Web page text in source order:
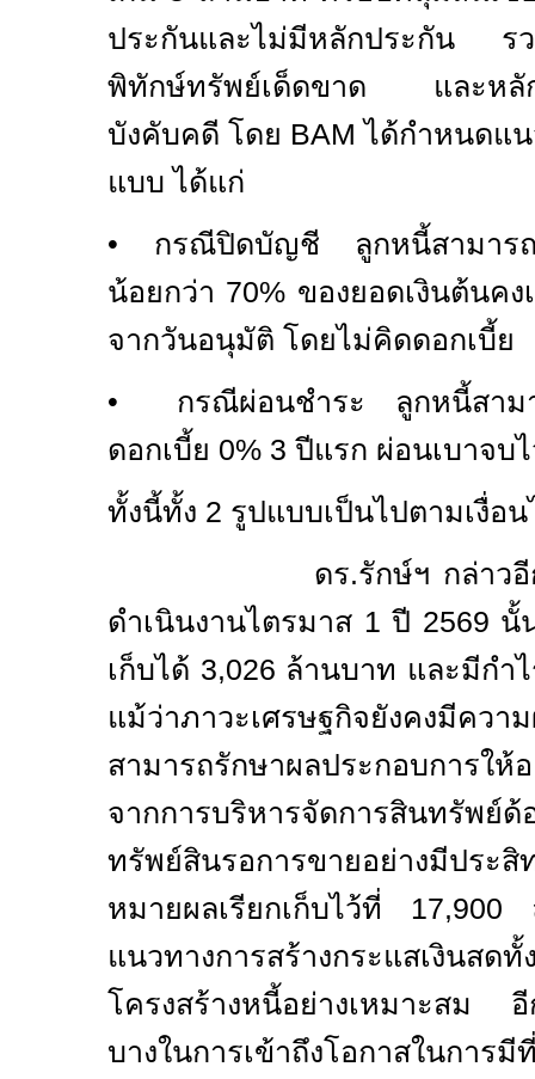
ประกันและไม่มีหลักประกัน รว
พิทักษ์ทรัพย์เด็ดขาด และหลัก
บังคับคดี โดย BAMได้กำหนดแน
แบบ ได้แก่
• กรณีปิดบัญชี ลูกหนี้สามารถ
น้อยกว่า 70% ของยอดเงินต้นค
จากวันอนุมัติ โดยไม่คิดดอกเบี้ย
• กรณีผ่อนชำระ ลูกหนี้สามา
ดอกเบี้ย 0% 3 ปีแรก ผ่อนเบาจบ
ทั้งนี้ทั้ง 2 รูปแบบเป็นไปตามเงื่อ
ดร.รักษ์ฯ กล่าวอีกว่า
ดำเนินงานไตรมาส 1 ปี 2569 นั้
เก็บได้ 3,026 ล้านบาท และมีกำ
แม้ว่าภาวะเศรษฐกิจยังคงมีคว
สามารถรักษาผลประกอบการใ
จากการบริหารจัดการสินทรัพย์
ทรัพย์สินรอการขายอย่างมีปร
หมายผลเรียกเก็บไว้ที่
แนวทางการสร้างกระแสเงินสดทั้
โครงสร้างหนี้อย่างเหมาะสม อี
บางในการเข้าถึงโอกาสในการ